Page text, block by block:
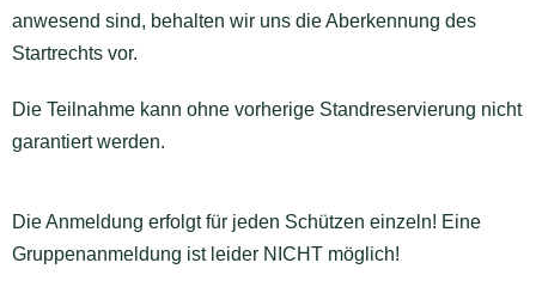
anwesend sind, behalten wir uns die Aberkennung des
Startrechts vor.
Die Teilnahme kann ohne vorherige Standreservierung nicht
garantiert werden.
Die Anmeldung erfolgt für jeden Schützen einzeln! Eine
Gruppenanmeldung ist leider NICHT möglich!